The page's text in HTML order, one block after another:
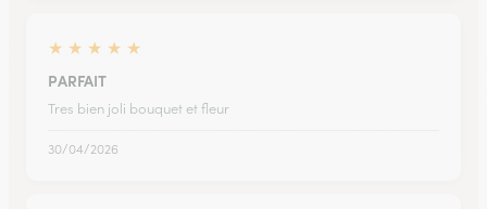
★ ★ ★ ★ ★
PARFAIT
Tres bien joli bouquet et fleur
30/04/2026